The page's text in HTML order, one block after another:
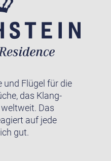
und Flügel für die
das Klang-
Das
auf jede
gut.